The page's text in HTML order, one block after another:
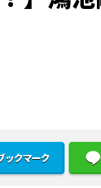
ックマーク